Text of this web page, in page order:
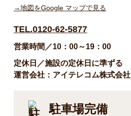
→地図をGoogle マップで見る
TEL.0120-62-5877
営業時間／10：00～19：00
定休日／施設の定休日に準ずる
運営会社：アイテレコム株式会社
駐車場完備